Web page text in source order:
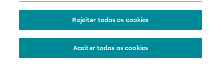
Rejeitar todos os cookies
Aceitar todos os cookies